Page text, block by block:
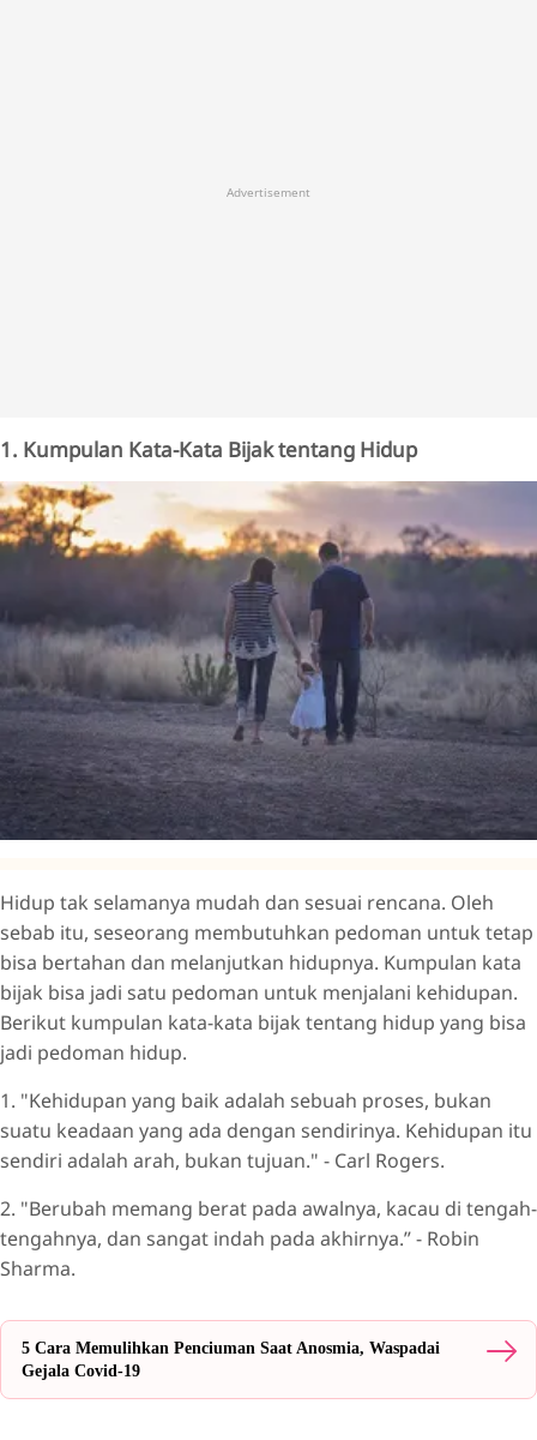
Advertisement
1. Kumpulan Kata-Kata Bijak tentang Hidup
Hidup tak selamanya mudah dan sesuai rencana. Oleh
sebab itu, seseorang membutuhkan pedoman untuk tetap
bisa bertahan dan melanjutkan hidupnya. Kumpulan kata
bijak bisa jadi satu pedoman untuk menjalani kehidupan.
Berikut kumpulan kata-kata bijak tentang hidup yang bisa
jadi pedoman hidup.
1. "Kehidupan yang baik adalah sebuah proses, bukan
suatu keadaan yang ada dengan sendirinya. Kehidupan itu
sendiri adalah arah, bukan tujuan." - Carl Rogers.
2. "Berubah memang berat pada awalnya, kacau di tengah-
tengahnya, dan sangat indah pada akhirnya.” - Robin
Sharma.
5 Cara Memulihkan Penciuman Saat Anosmia, Waspadai
Gejala Covid-19